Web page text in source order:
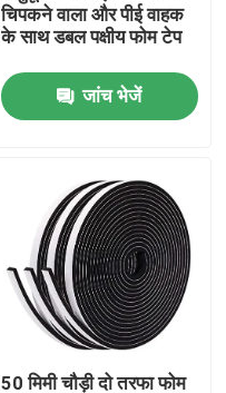
चिपकने वाला और पीई वाहक
के साथ डबल पक्षीय फोम टेप
जांच भेजें
50 मिमी चौड़ी दो तरफा फोम